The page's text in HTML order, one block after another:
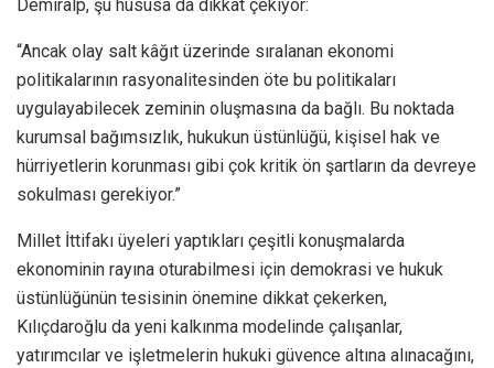
Demiralp, şu hususa da dikkat çekiyor:
“Ancak olay salt kâğıt üzerinde sıralanan ekonomi
politikalarının rasyonalitesinden öte bu politikaları
uygulayabilecek zeminin oluşmasına da bağlı. Bu noktada
kurumsal bağımsızlık, hukukun üstünlüğü, kişisel hak ve
hürriyetlerin korunması gibi çok kritik ön şartların da devreye
sokulması gerekiyor.”
Millet İttifakı üyeleri yaptıkları çeşitli konuşmalarda
ekonominin rayına oturabilmesi için demokrasi ve hukuk
üstünlüğünün tesisinin önemine dikkat çekerken,
Kılıçdaroğlu da yeni kalkınma modelinde çalışanlar,
yatırımcılar ve işletmelerin hukuki güvence altına alınacağını,